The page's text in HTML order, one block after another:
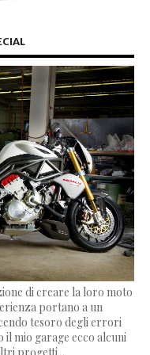
di creare la loro moto
portano a un
tesoro degli errori
il mio garage ecco alcuni